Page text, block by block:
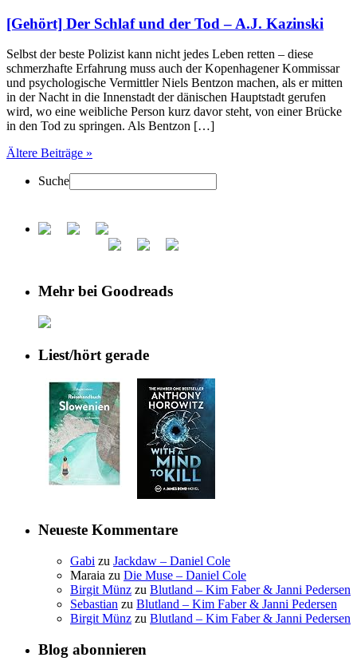
[Gehört] Der Schlaf und der Tod – A.J. Kazinski
Selbst der beste Polizist kann nicht jedes Leben retten – diese
schmerzhafte Erfahrung muss auch der Kopenhagener Kommissar
und psychologische Vermittler Niels Bentzon machen, als er mitten
in der Nacht in die Innenstadt der dänischen Hauptstadt gerufen
wird, wo eine weibliche Person kurz davor steht, von einer Brücke
in den Tod zu springen. Als Bentzon […]
Ältere Beiträge »
Suche
Mehr bei Goodreads
Liest/hört gerade
Neueste Kommentare
Gabi zu Jackdaw – Daniel Cole
Maraia zu Die Muse – Daniel Cole
Birgit Münz zu Blutland – Kim Faber & Janni Pedersen
Sebastian zu Blutland – Kim Faber & Janni Pedersen
Birgit Münz zu Blutland – Kim Faber & Janni Pedersen
Blog abonnieren